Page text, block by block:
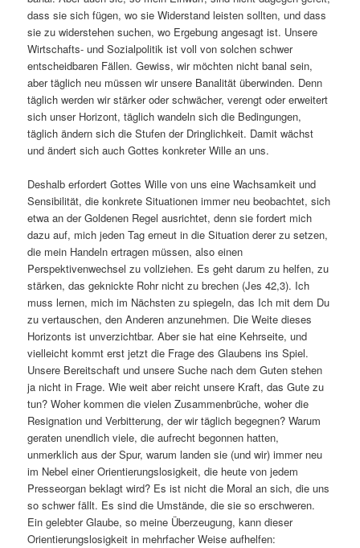
dass sie sich fügen, wo sie Widerstand leisten sollten, und dass
sie zu widerstehen suchen, wo Ergebung angesagt ist. Unsere
Wirtschafts- und Sozialpolitik ist voll von solchen schwer
entscheidbaren Fällen. Gewiss, wir möchten nicht banal sein,
aber täglich neu müssen wir unsere Banalität überwinden. Denn
täglich werden wir stärker oder schwächer, verengt oder erweitert
sich unser Horizont, täglich wandeln sich die Bedingungen,
täglich ändern sich die Stufen der Dringlichkeit. Damit wächst
und ändert sich auch Gottes konkreter Wille an uns.
Deshalb erfordert Gottes Wille von uns eine Wachsamkeit und
Sensibilität, die konkrete Situationen immer neu beobachtet, sich
etwa an der Goldenen Regel ausrichtet, denn sie fordert mich
dazu auf, mich jeden Tag erneut in die Situation derer zu setzen,
die mein Handeln ertragen müssen, also einen
Perspektivenwechsel zu vollziehen. Es geht darum zu helfen, zu
stärken, das geknickte Rohr nicht zu brechen (Jes 42,3). Ich
muss lernen, mich im Nächsten zu spiegeln, das Ich mit dem Du
zu vertauschen, den Anderen anzunehmen. Die Weite dieses
Horizonts ist unverzichtbar. Aber sie hat eine Kehrseite, und
vielleicht kommt erst jetzt die Frage des Glaubens ins Spiel.
Unsere Bereitschaft und unsere Suche nach dem Guten stehen
ja nicht in Frage. Wie weit aber reicht unsere Kraft, das Gute zu
tun? Woher kommen die vielen Zusammenbrüche, woher die
Resignation und Verbitterung, der wir täglich begegnen? Warum
geraten unendlich viele, die aufrecht begonnen hatten,
unmerklich aus der Spur, warum landen sie (und wir) immer neu
im Nebel einer Orientierungslosigkeit, die heute von jedem
Presseorgan beklagt wird? Es ist nicht die Moral an sich, die uns
so schwer fällt. Es sind die Umstände, die sie so erschweren.
Ein gelebter Glaube, so meine Überzeugung, kann dieser
Orientierungslosigkeit in mehrfacher Weise aufhelfen: